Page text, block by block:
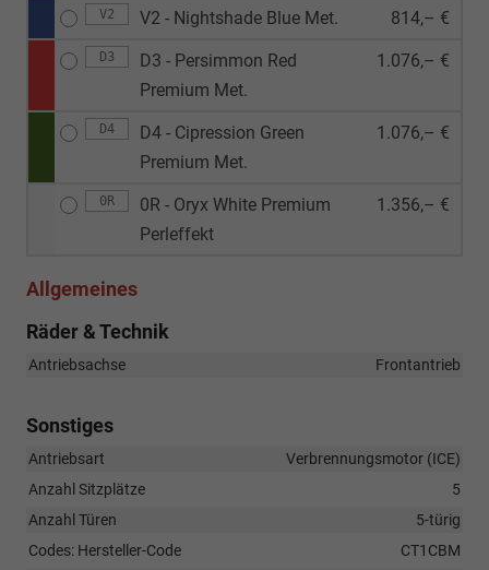
V2 V2 - Nightshade Blue Met. 814,– €
D3
D3 - Persimmon Red
Premium Met.
1.076,– €
D4
D4 - Cipression Green
Premium Met.
1.076,– €
0R
0R - Oryx White Premium
Perleffekt
1.356,– €
Allgemeines
Räder & Technik
Antriebsachse Frontantrieb
Sonstiges
Antriebsart
Verbrennungsmotor (ICE)
Anzahl Sitzplätze
5
Anzahl Türen
5-türig
Codes: Hersteller-Code
CT1CBM